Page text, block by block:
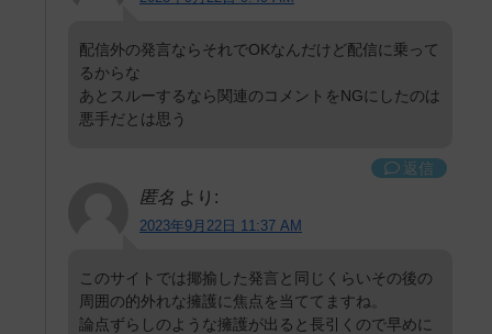
配信外の発言ならそれでOKなんだけど配信に乗って
るからな
あとスルーするなら関連のコメントをNGにしたのは
悪手だとは思う
返信
匿名 より:
2023年9月22日 11:37 AM
このサイトでは揶揄した発言と同じくらいその後の
周囲の的外れな擁護に焦点を当ててますね。
論点ずらしのような擁護が出ると長引くので早めに